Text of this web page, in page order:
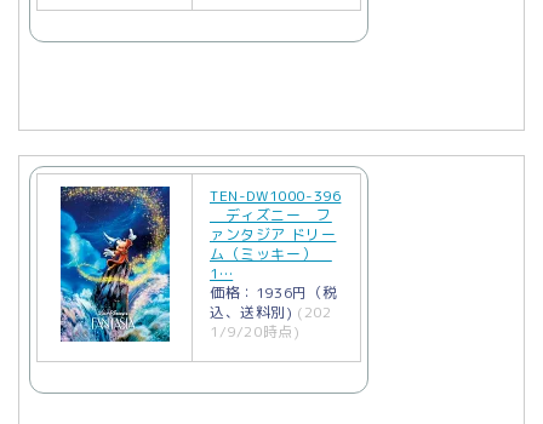
TEN-DW1000-396
ディズニー フ
ァンタジア ドリー
ム（ミッキー）
1…
価格：1936円（税
込、送料別) (202
1/9/20時点)